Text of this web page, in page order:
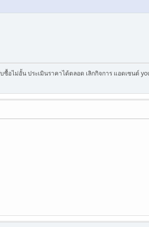
อไม่อั้น ประเมินราคาได้ตลอด เลิกกิจการ แอดเซนต์